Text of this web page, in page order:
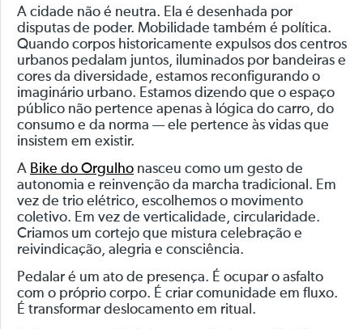
A cidade não é neutra. Ela é desenhada por
disputas de poder. Mobilidade também é política.
Quando corpos historicamente expulsos dos centros
urbanos pedalam juntos, iluminados por bandeiras e
cores da diversidade, estamos reconfigurando o
imaginário urbano. Estamos dizendo que o espaço
público não pertence apenas à lógica do carro, do
consumo e da norma — ele pertence às vidas que
insistem em existir.
A Bike do Orgulho nasceu como um gesto de
autonomia e reinvenção da marcha tradicional. Em
vez de trio elétrico, escolhemos o movimento
coletivo. Em vez de verticalidade, circularidade.
Criamos um cortejo que mistura celebração e
reivindicação, alegria e consciência.
Pedalar é um ato de presença. É ocupar o asfalto
com o próprio corpo. É criar comunidade em fluxo.
É transformar deslocamento em ritual.